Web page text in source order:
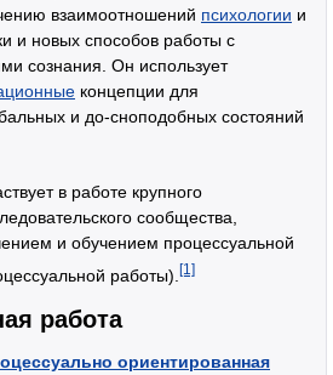
взаимоотношений психологии и
и новых способов работы с
сознания. Он использует
концепции для
и до-сноподобных состояний
в работе крупного
сообщества,
и обучением процессуальной
работы). [1]
работа
ориентированная